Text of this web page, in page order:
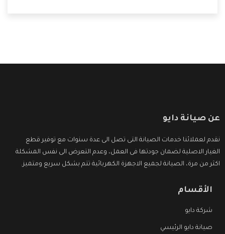
عن صيانة دايو
نقدم لعملائنا خدمات الصيانة التى تصل الى عدة سنوات مع توفير قطع
الغيار الاصلية لضمان جودتها فى العمل، وعدم التعرض الى نفس المشكلة
اكثر من مرة، الصيانة لجميع الاجهزة الكهربائية تتم بشكل سريع ومتميز.
الأقسام
شركة دايو
صيانة دايو الرئيسي